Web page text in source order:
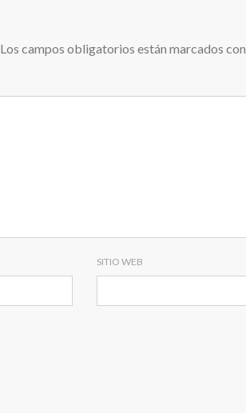
Los campos obligatorios están marcados con
SITIO WEB